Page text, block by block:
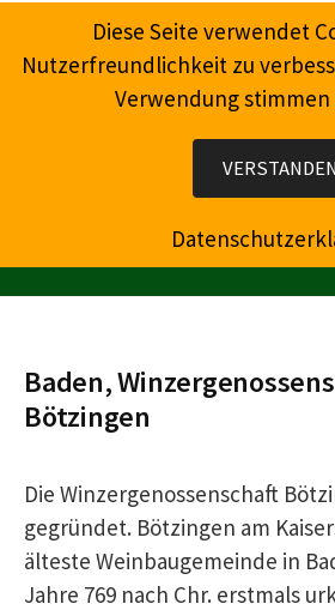
Inhalt
Wein, Champagner, Prosecco,
Baden,
Bötzingen
Die Winzergenossenschaft
gegründet. Bötzingen am
älteste Weinbaugemeinde in
Jahre 769 nach Chr. erstmals
Diese Seite verwendet
Nutzerfreundlichkeit zu
Verwendung stimmen